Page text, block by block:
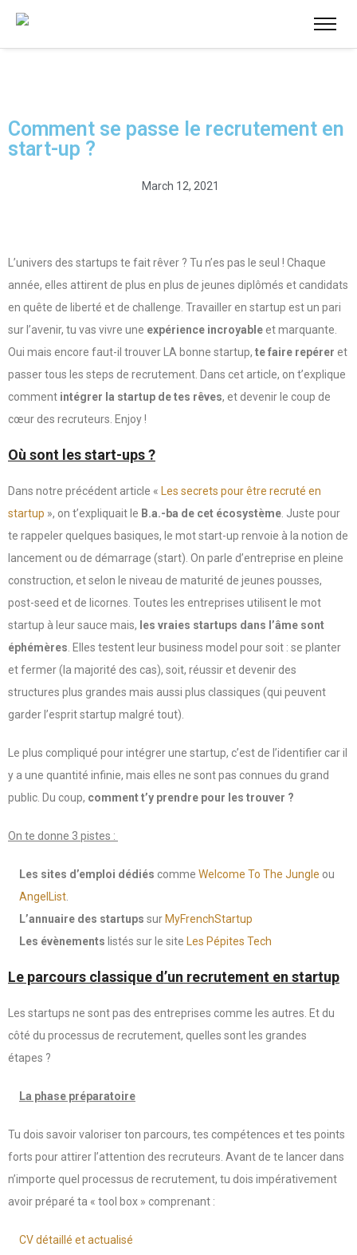
Comment se passe le recrutement en
start-up ?
March 12, 2021
L’univers des startups te fait rêver ? Tu n’es pas le seul ! Chaque
année, elles attirent de plus en plus de jeunes diplômés et candidats
en quête de liberté et de challenge. Travailler en startup est un pari
sur l’avenir, tu vas vivre une expérience incroyableet marquante.
Oui mais encore faut-il trouver LA bonne startup, te faire repérer et
passer tous les steps de recrutement. Dans cet article, on t’explique
comment intégrer la startup de tes rêves, et devenir le coup de
cœur des recruteurs. Enjoy !
Où sont les start-ups ?
Dans notre précédent article «
Les secrets pour être recruté en
startup », on t’expliquait le B.a.-ba de cet écosystème . Juste pour
te rappeler quelques basiques, le mot start-up renvoie à la notion de
lancement ou de démarrage (start). On parle d’entreprise en pleine
construction, et selon le niveau de maturité de jeunes pousses,
post-seed et de licornes. Toutes les entreprises utilisent le mot
startup à leur sauce mais, les vraies startups dans l’âme sont
éphémères . Elles testent leur business model pour soit : se planter
et fermer (la majorité des cas), soit, réussir et devenir des
structures plus grandes mais aussi plus classiques (qui peuvent
garder l’esprit startup malgré tout).
Le plus compliqué pour intégrer une startup, c’est de l’identifier car il
y a une quantité infinie, mais elles ne sont pas connues du grand
public. Du coup, comment t’y prendre pour les trouver ?
On te donne 3 pistes :
Les sites d’emploi dédiés comme Welcome To The Jungle ou
AngelList
L’annuaire des startups sur MyFrenchStartup
Les évènements listés sur le site Les Pépites Tech
Le parcours classique d’un recrutement en startup
Les startups ne sont pas des entreprises comme les autres. Et du
côté du processus de recrutement, quelles sont les grandes
étapes ?
La phase préparatoire
Tu dois savoir valoriser ton parcours, tes compétences et tes points
forts pour attirer l’attention des recruteurs. Avant de te lancer dans
n’importe quel processus de recrutement, tu dois impérativement
avoir préparé ta « tool box » comprenant :
CV détaillé et actualisé